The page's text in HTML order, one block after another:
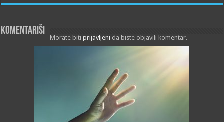
Komentariši
Morate bitiprijavljeni da biste objavili komentar.